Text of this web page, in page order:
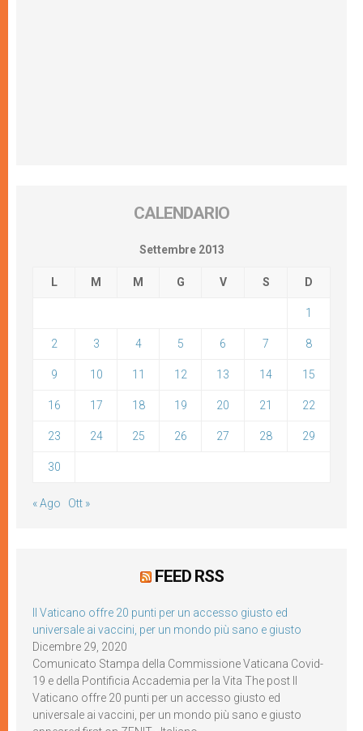
CALENDARIO
Settembre 2013
L M M G V S D
1
2 3 4 5 6 7 8
9 10 11 12 13 14 15
16 17 18 19 20 21 22
23 24 25 26 27 28 29
30
« Ago Ott »
FEED RSS
Il Vaticano offre 20 punti per un accesso giusto ed
universale ai vaccini, per un mondo più sano e giusto
Dicembre 29, 2020
Comunicato Stampa della Commissione Vaticana Covid-
19 e della Pontificia Accademia per la Vita The post Il
Vaticano offre 20 punti per un accesso giusto ed
universale ai vaccini, per un mondo più sano e giusto